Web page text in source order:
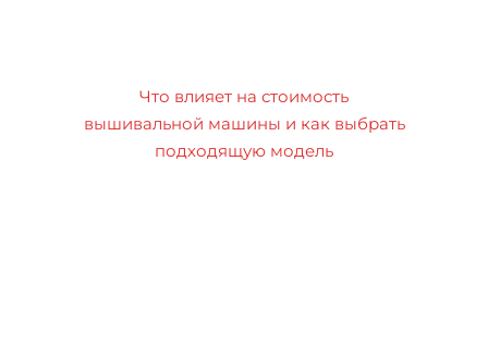
Что влияет на стоимость
вышивальной машины и как выбрать
подходящую модель